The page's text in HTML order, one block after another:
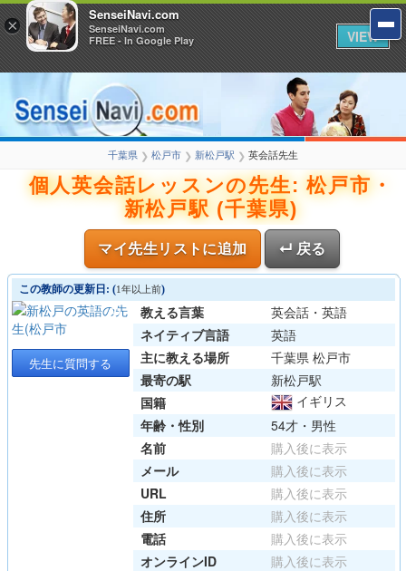
千葉県 ❯ 松戸市 ❯ 新松戸駅 ❯ 英会話先生
個人英会話レッスンの先生: 松戸市・
新松戸駅 (千葉県)
マイ先生リストに追加 ↵ 戻る
この教師の更新日: (1年以上前)
先生に質問する
教える言葉
英会話・英語
ネイティブ言語
英語
主に教える場所
千葉県 松戸市
最寄の駅
新松戸駅
国籍
イギリス
年齢・性別
54才・男性
名前
購入後に表示
メール
購入後に表示
URL
購入後に表示
住所
購入後に表示
電話
購入後に表示
オンラインID
購入後に表示
×
SenseiNavi.com
SenseiNavi.com
FREE - In Google Play
VIEW